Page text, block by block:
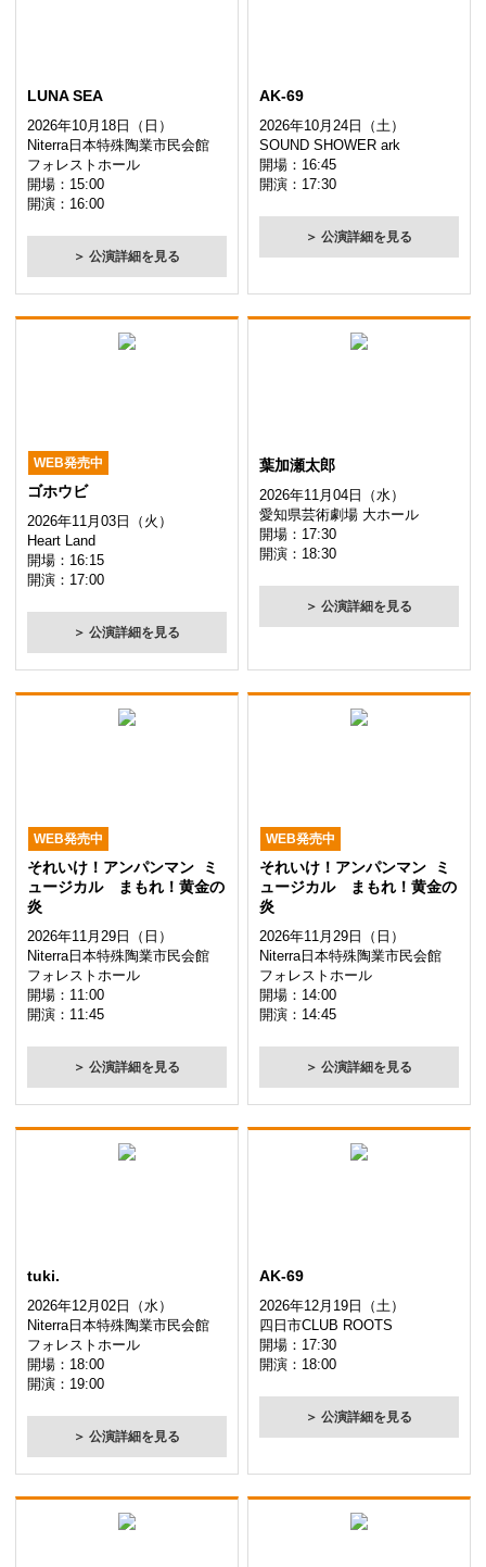
LUNA SEA
2026年10月18日（日）
Niterra日本特殊陶業市民会館
フォレストホール
開場：15:00
開演：16:00
＞ 公演詳細を見る
AK-69
2026年10月24日（土）
SOUND SHOWER ark
開場：16:45
開演：17:30
＞ 公演詳細を見る
WEB発売中
ゴホウビ
2026年11月03日（火）
Heart Land
開場：16:15
開演：17:00
＞ 公演詳細を見る
葉加瀬太郎
2026年11月04日（水）
愛知県芸術劇場 大ホール
開場：17:30
開演：18:30
＞ 公演詳細を見る
WEB発売中
それいけ！アンパンマン ミ
ュージカル まもれ！黄金の
炎
2026年11月29日（日）
Niterra日本特殊陶業市民会館
フォレストホール
開場：11:00
開演：11:45
＞ 公演詳細を見る
WEB発売中
それいけ！アンパンマン ミ
ュージカル まもれ！黄金の
炎
2026年11月29日（日）
Niterra日本特殊陶業市民会館
フォレストホール
開場：14:00
開演：14:45
＞ 公演詳細を見る
tuki.
2026年12月02日（水）
Niterra日本特殊陶業市民会館
フォレストホール
開場：18:00
開演：19:00
＞ 公演詳細を見る
AK-69
2026年12月19日（土）
四日市CLUB ROOTS
開場：17:30
開演：18:00
＞ 公演詳細を見る